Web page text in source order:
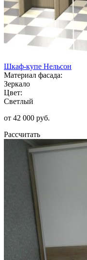
Шкаф-купе Нельсон
Материал фасада:
Зеркало
Цвет:
Светлый
от 42 000 руб.
Рассчитать